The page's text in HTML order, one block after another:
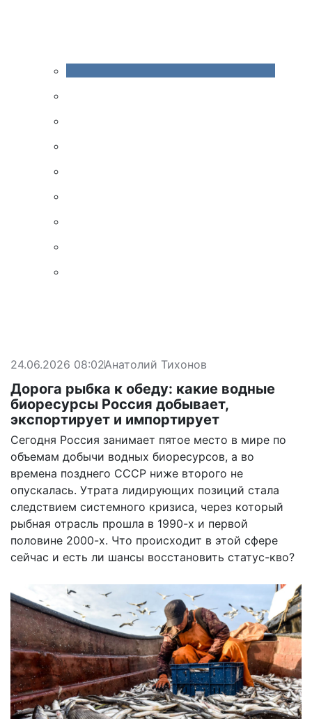
24.06.2026 08:02Анатолий Тихонов
Дорога рыбка к обеду: какие водные
биоресурсы Россия добывает,
экспортирует и импортирует
Сегодня Россия занимает пятое место в мире по
объемам добычи водных биоресурсов, а во
времена позднего СССР ниже второго не
опускалась. Утрата лидирующих позиций стала
следствием системного кризиса, через который
рыбная отрасль прошла в 1990-х и первой
половине 2000-х. Что происходит в этой сфере
сейчас и есть ли шансы восстановить статус-кво?